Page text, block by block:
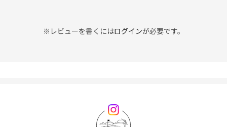
※レビューを書くにはログインが必要です。